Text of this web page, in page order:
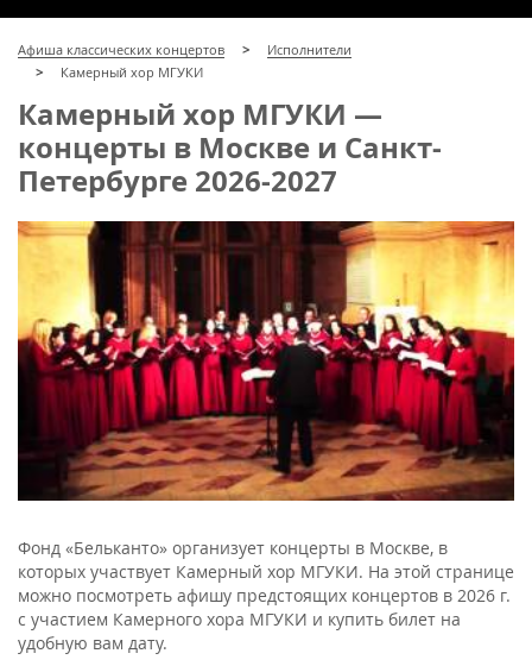
8 (499) 923-22-78
с 10:00 до 20:00
Афиша классических концертов
Исполнители
Камерный хор МГУКИ
Камерный хор МГУКИ —
концерты в Москве и Санкт-
Петербурге 2026-2027
Фонд «Бельканто» организует концерты в Москве, в
которых участвует Камерный хор МГУКИ. На этой странице
можно посмотреть афишу предстоящих концертов в 2026 г.
с участием Камерного хора МГУКИ и купить билет на
удобную вам дату.